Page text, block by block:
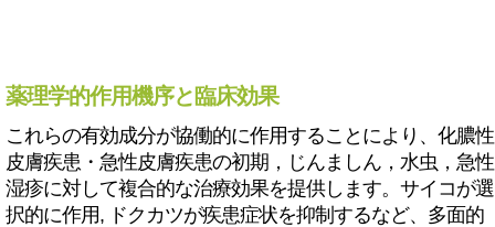
薬理学的作用機序と臨床効果
これらの有効成分が協働的に作用することにより、化膿性
皮膚疾患・急性皮膚疾患の初期，じんましん，水虫，急性
湿疹に対して複合的な治療効果を提供します。サイコが選
択的に作用, ドクカツが疾患症状を抑制するなど、多面的